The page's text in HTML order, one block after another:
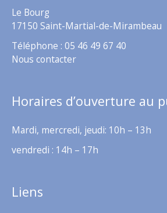
Le Bourg
17150 Saint-Martial-de-Mirambeau
Téléphone : 05 46 49 67 40
Nous contacter
Horaires d’ouverture au
Mardi, mercredi, jeudi: 10h – 13h
vendredi : 14h – 17h
Liens